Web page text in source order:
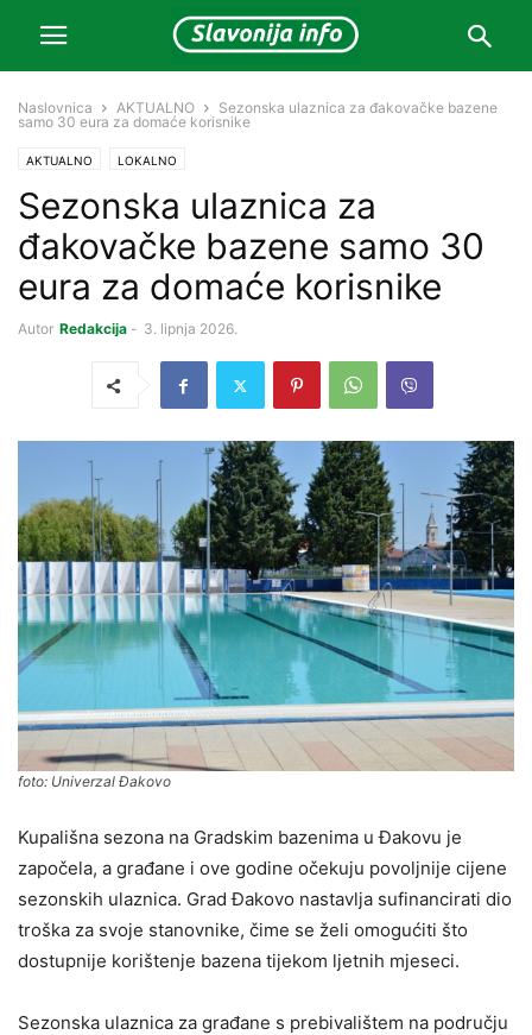
Naslovnica AKTUALNO
Sezonska ulaznica za đakovačke bazene
samo 30 eura za domaće korisnike
AKTUALNO LOKALNO
Sezonska ulaznica za
đakovačke bazene samo 30
eura za domaće korisnike
Autor Redakcija - 3. lipnja 2026.
foto: Univerzal Đakovo
Kupališna sezona na Gradskim bazenima u Đakovu je
započela, a građane i ove godine očekuju povoljnije cijene
sezonskih ulaznica. Grad Đakovo nastavlja sufinancirati dio
troška za svoje stanovnike, čime se želi omogućiti što
dostupnije korištenje bazena tijekom ljetnih mjeseci.
Sezonska ulaznica za građane s prebivalištem na području